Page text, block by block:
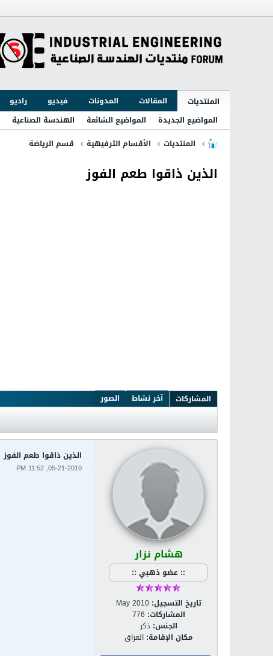
المنتديات المقالات المدونات فيديو راديو
المواضيع الجديدة
المواضيع الشائعة الهندسة الصناعية
المنتديات
الأقسام الترفيهية قسم الرياضة
الذين ذاقوا طعم الفوز
المشاركات آخر نشاط الصور
هشام نزار
:: عضو ذهبي ::
تاريخ التسجيل: May 2010
المشاركات: 776
الجنس: ذكر
مكان الإقامة: العراق
الذين ذاقوا طعم الفوز
05-21-2010, 11:52 PM